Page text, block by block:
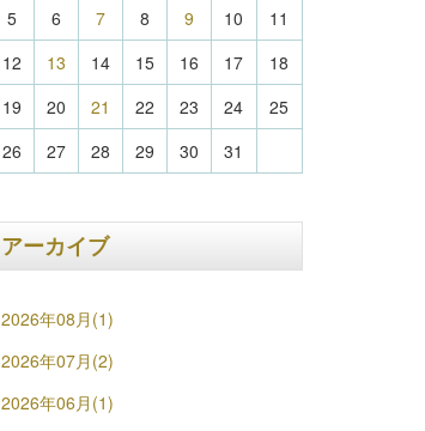
5
6 7 8 9 10
11
12
13 14 15 16 17
18
19
20 21 22 23 24
25
26
27 28 29 30 31
アーカイブ
2026年08月(1)
2026年07月(2)
2026年06月(1)